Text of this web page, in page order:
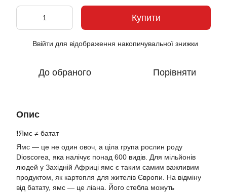
Купити
Ввійти для відображення накопичувальної знижки
До обраного Порівняти
Опис
❗️Ямс ≠ батат
Ямс — це не один овоч, а ціла група рослин роду
Dioscorea, яка налічує понад 600 видів. Для мільйонів
людей у Західній Африці ямс є таким самим важливим
продуктом, як картопля для жителів Європи. На відміну
від батату, ямс — це ліана. Його стебла можуть